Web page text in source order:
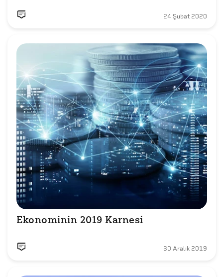
24 Şubat 2020
Ekonominin 2019 Karnesi
30 Aralık 2019